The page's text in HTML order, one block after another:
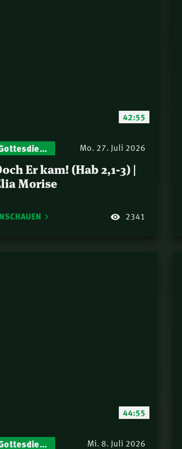
42:55
Gottesdienst-Botschaften – Jeden Sonntag neu: Aktuelle Predigten vom Mitternachtsruf Mo. 27. Juli 2026
Er kam! (Hab 2,1-3) |
Morise
2341
44:55
Gottesdienst-Botschaften – Jeden Sonntag neu: Aktuelle Predigten vom Mitternachtsruf Mi. 8. Juli 2026